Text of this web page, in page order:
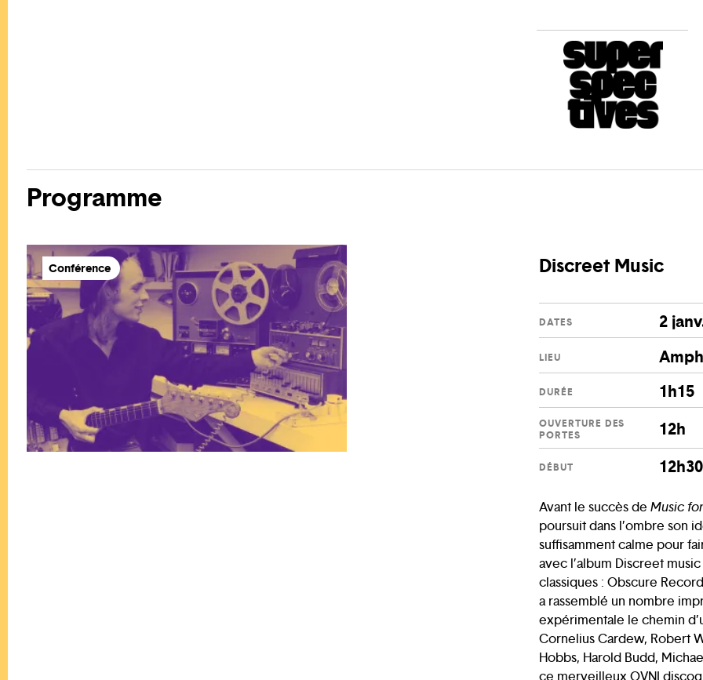
Programme
Conférence Discreet Music
DATES 2
LIEU
DURÉE 1h15
OUVERTURE DES
PORTES
12h
DÉBUT 12h30
Avant le succès de Music
poursuit dans l’ombre son
suffisamment calme pour
avec l’album Discreet
classiques : Obscure
a rassemblé un nombre
expérimentale le chemin
Cornelius Cardew, Robert
Hobbs, Harold Budd,
ce merveilleux OVNI